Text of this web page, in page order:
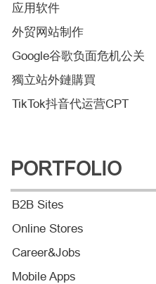
应用软件
外贸网站制作
Google谷歌负面危机公关
獨立站外鏈購買
TikTok抖音代运营CPT
PORTFOLIO
B2B Sites
Online Stores
Career&Jobs
Mobile Apps